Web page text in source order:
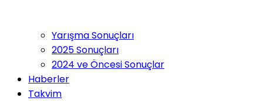
Yarışma Sonuçları
2025 Sonuçları
2024 ve Öncesi Sonuçlar
Haberler
Takvim